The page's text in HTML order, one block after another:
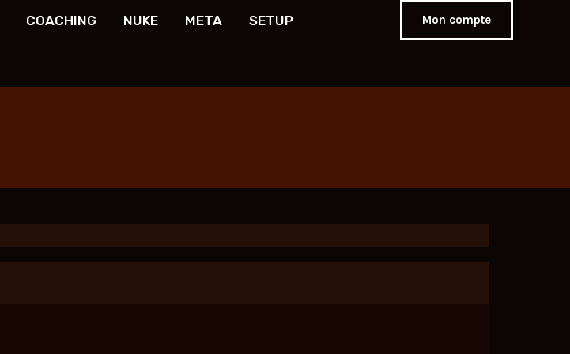
COACHING NUKE META SETUP Mon compte